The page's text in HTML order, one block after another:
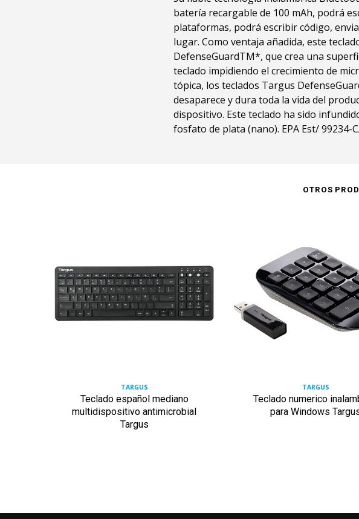
batería recargable de 100 mAh, podrá
plataformas, podrá escribir código,
lugar. Como ventaja añadida, este
DefenseGuardTM*, que crea una
teclado impidiendo el crecimiento de
tópica, los teclados Targus
desaparece y dura toda la vida del
dispositivo. Este teclado ha sido
fosfato de plata (nano). EPA Est/ 99234-
OTROS
TARGUS
Teclado español mediano
multidispositivo antimicrobial
Targus
TARGUS
Teclado numerico
para Windows